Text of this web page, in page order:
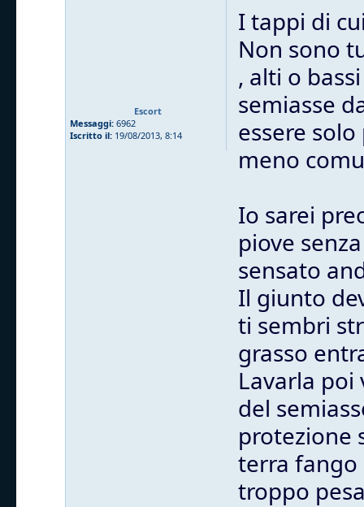
Escort
Messaggi: 6962
Iscritto il: 19/08/2013, 8:14
I tappi di
Non sono
, alti o
semiasse
essere
meno
Io sarei
piove
sensato
Il giunto
ti sembri
grasso
Lavarla
del
protezione
terra
troppo